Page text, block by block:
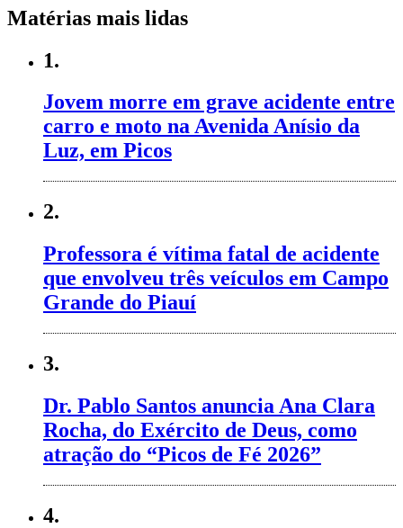
Matérias mais lidas
1.
Jovem morre em grave acidente entre
carro e moto na Avenida Anísio da
Luz, em Picos
2.
Professora é vítima fatal de acidente
que envolveu três veículos em Campo
Grande do Piauí
3.
Dr. Pablo Santos anuncia Ana Clara
Rocha, do Exército de Deus, como
atração do “Picos de Fé 2026”
4.